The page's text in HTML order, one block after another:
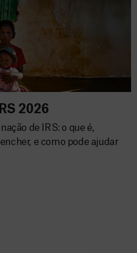
IRS 2026
2026
de IRS: o que é,
e como pode ajudar